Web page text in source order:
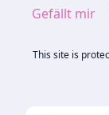
Gefällt mir
This site is